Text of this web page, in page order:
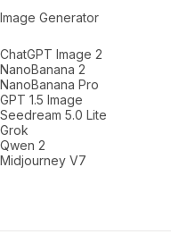
Image Generator
ChatGPT Image 2
NanoBanana 2
NanoBanana Pro
GPT 1.5 Image
Seedream 5.0 Lite
Grok
Qwen 2
Midjourney V7